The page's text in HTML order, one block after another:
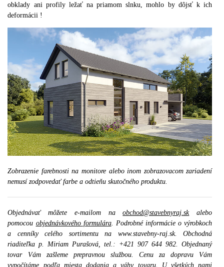
obklady ani profily ležať na priamom slnku, mohlo by dôjsť k ich
deformácii !
Zobrazenie farebnosti na monitore alebo inom zobrazovacom zariadení
nemusí zodpovedať farbe a odtieňu skutočného produktu.
Objednávať môžete e-mailom naobchod@stavebnyraj.skalebo
pomocou objednávkového formulára. Podrobné informácie o výrobkoch
a cenníky celého sortimentu na www.stavebny-raj.sk. Obchodná
riaditeľka p. Miriam Purašová, tel.: +421 907 644 982. Objednaný
tovar Vám zašleme prepravnou službou. Cenu za dopravu Vám
vypočítáme podľa miesta dodania a váhy tovaru. U všetkých nami